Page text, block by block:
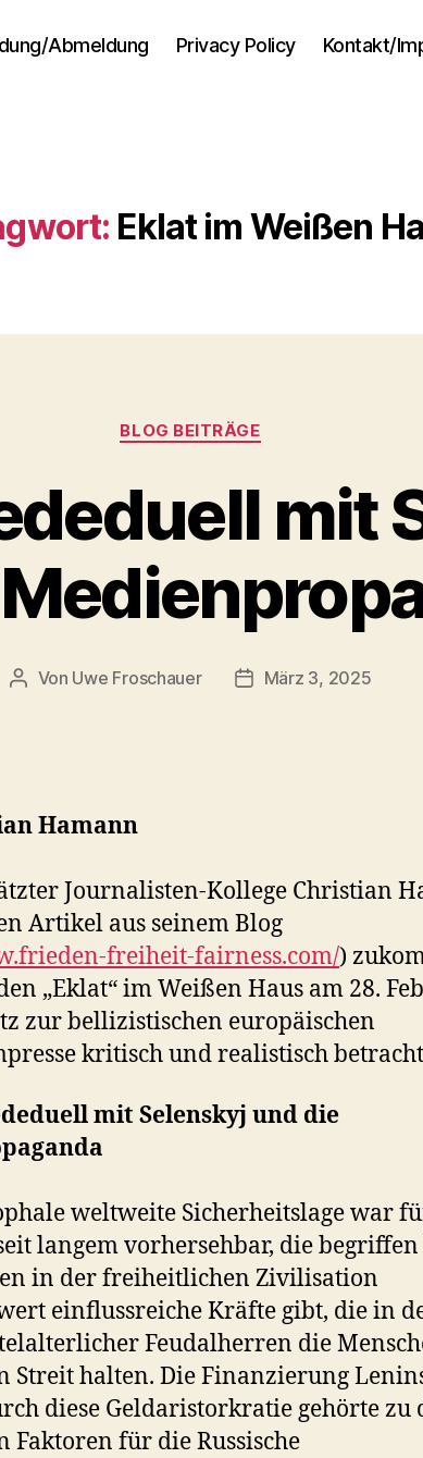
Abmeldung Privacy Policy Kontakt/
Eklat im Weißen
Kategorien
BLOG BEITRÄGE
mit
Beitragsautor
Von Uwe Froschauer Beitragsdatum
März 3, 2025
Hamann
Journalisten-Kollege Christian
Artikel aus seinem Blog
freiheit-fairness.com/)
„Eklat“ im Weißen Haus am 28.
zur bellizistischen europäischen
kritisch und realistisch
mit Selenskyj und die
weltweite Sicherheitslage war
langem vorhersehbar, die begriffen
in der freiheitlichen Zivilisation
einflussreiche Kräfte gibt, die in
Feudalherren die
Streit halten. Die Finanzierung
diese Geldaristorkratie gehörte zu
Faktoren für die Russische